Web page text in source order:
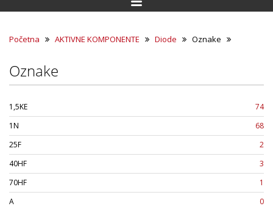
Početna AKTIVNE KOMPONENTE Diode Oznake
Oznake
1,5KE
74
1N
68
25F
2
40HF
3
70HF
1
A
0